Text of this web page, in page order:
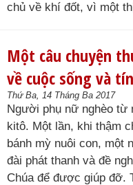
chủ về khí đốt, vì một
Một câu chuyện
về cuộc sống và
Thứ Ba, 14 Tháng Ba 2017
Người phụ nữ nghèo từ
kitô. Một lần, khi thậm
bánh mỳ nuôi con, một
đài phát thanh và đề
Chúa để được giúp đỡ.